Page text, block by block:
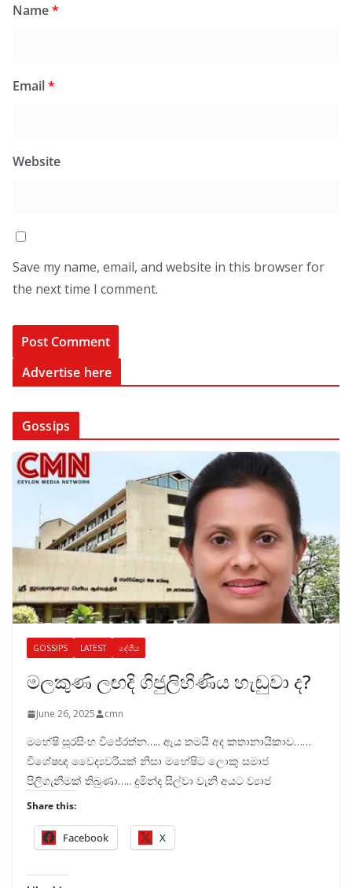
Name*
Email*
Website
Save my name, email, and website in this browser for
the next time I comment.
Advertise here
Gossips
GOSSIPS LATEST දේශීය
මලකුණ ලඟදි ගිජුලිහිණිය හැඬුවා ද?
June 26, 2025 cmn
මහේෂි සූරසිංහ විජේරත්න….. ඇය තමයි අද කතානායිකාව……
විශේෂඥ වෛද්‍යවරියක් නිසා මහේෂිට ලොකු සමාජ
පිලිගැනීමක් තිබුණා….. දුමින්ද සිල්වා වැනි අයට ව්‍යාජ
Share this:
Facebook X